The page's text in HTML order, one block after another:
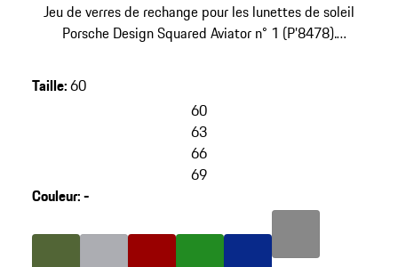
Jeu de verres de rechange pour les lunettes de soleil
Porsche Design Squared Aviator n° 1 (P’8478).
Taille:60
60
63
66
69
Couleur:-
variantes